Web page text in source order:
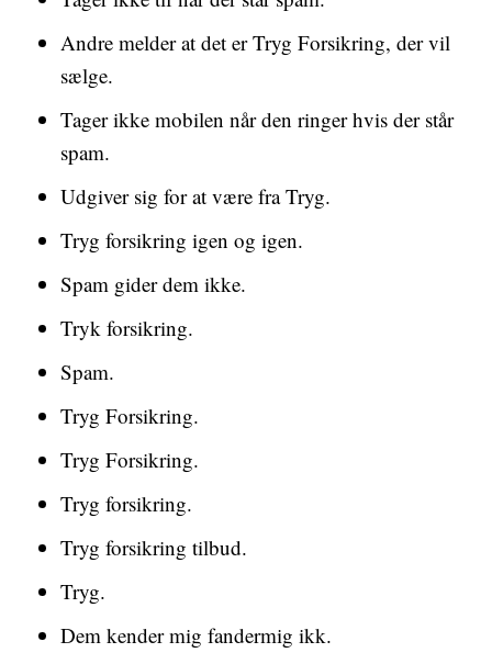
Andre melder at det er Tryg Forsikring, der vil
sælge.
Tager ikke mobilen når den ringer hvis der står
spam.
Udgiver sig for at være fra Tryg.
Tryg forsikring igen og igen.
Spam gider dem ikke.
Tryk forsikring.
Spam.
Tryg Forsikring.
Tryg Forsikring.
Tryg forsikring.
Tryg forsikring tilbud.
Tryg.
Dem kender mig fandermig ikk.